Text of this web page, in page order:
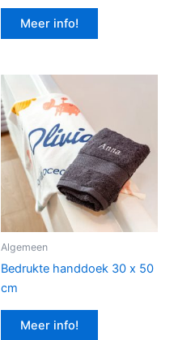
Meer info!
Algemeen
Bedrukte handdoek 30 x 50
cm
Meer info!